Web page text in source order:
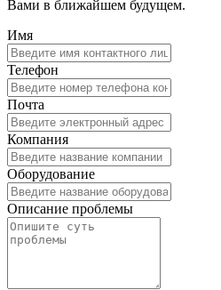
Вами в ближайшем будущем.
Имя
Телефон
Почта
Компания
Оборудование
Описание проблемы